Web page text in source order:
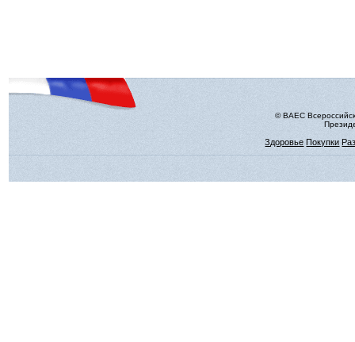
© ВАЕС
Здоровье Покупки